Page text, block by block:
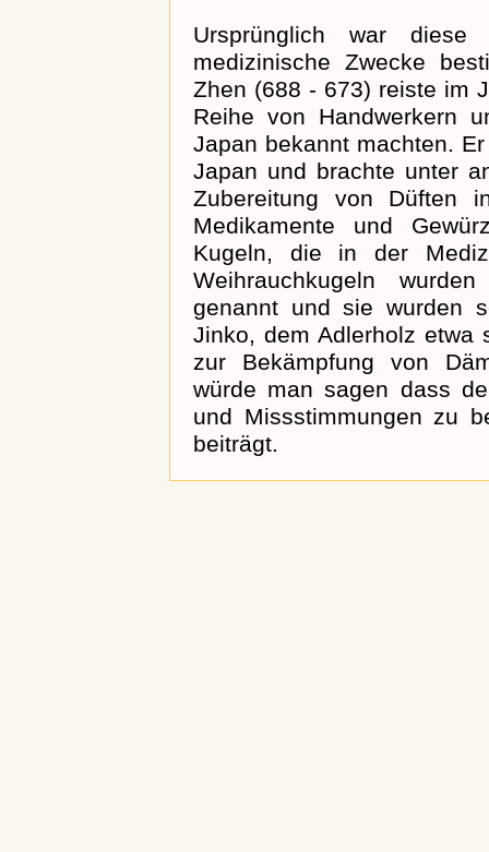
Ursprünglich war
medizinische Zwecke
Zhen (688 - 673) reiste im
Reihe von Handwerkern
Japan bekannt machten.
Japan und brachte unter
Zubereitung von Düften
Medikamente und
Kugeln, die in der
Weihrauchkugeln
genannt und sie wurden
Jinko, dem Adlerholz etwa
zur Bekämpfung von
würde man sagen dass
und Missstimmungen zu
beiträgt.